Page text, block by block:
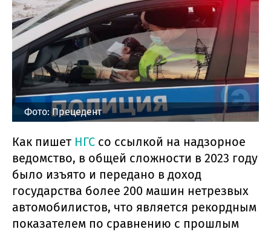
Фото: Прецедент
Как пишет НГС со ссылкой на надзорное
ведомство, в общей сложности в 2023 году
было изъято и передано в доход
государства более 200 машин нетрезвых
автомобилистов, что является рекордным
показателем по сравнению с прошлым